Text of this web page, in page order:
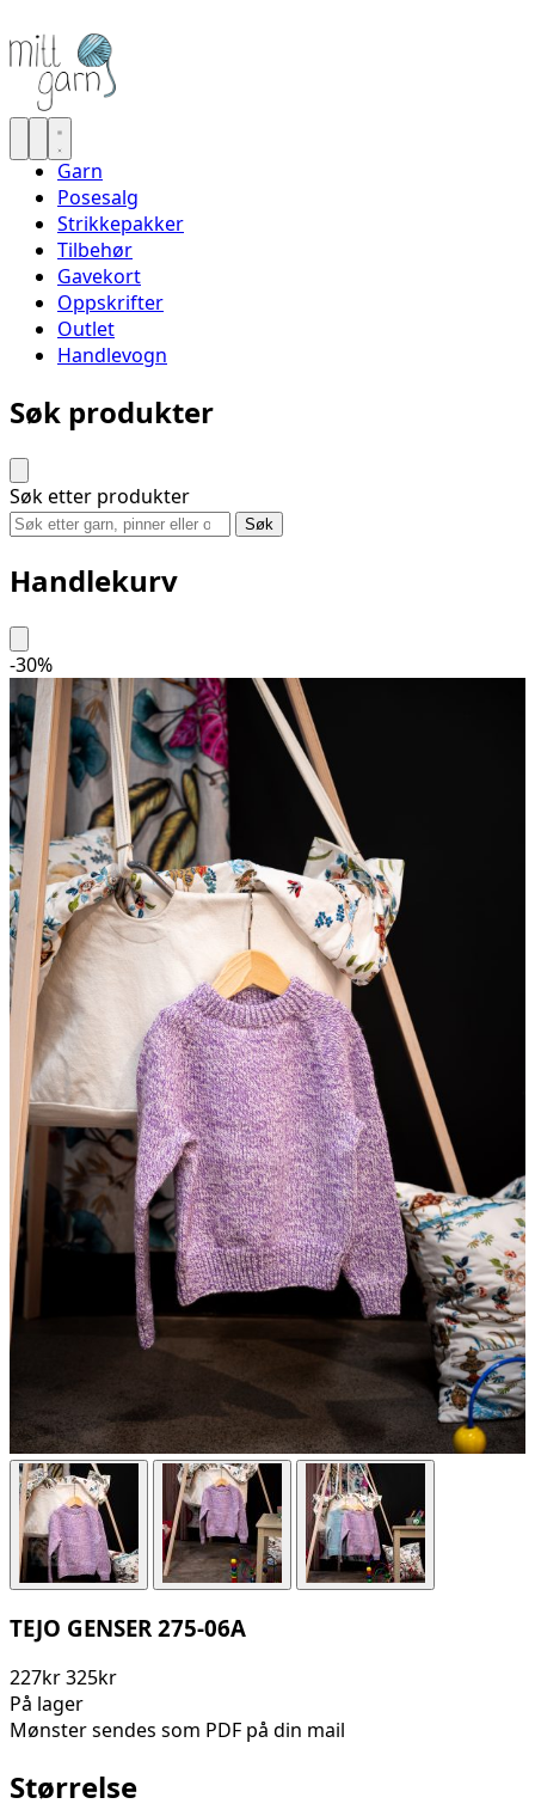
Garn
Posesalg
Strikkepakker
Tilbehør
Gavekort
Oppskrifter
Outlet
Handlevogn
Søk produkter
Søk etter produkter
Søk
Handlekurv
-30%
TEJO GENSER 275-06A
227kr325kr
På lager
Mønster sendes som PDF på din mail
Størrelse